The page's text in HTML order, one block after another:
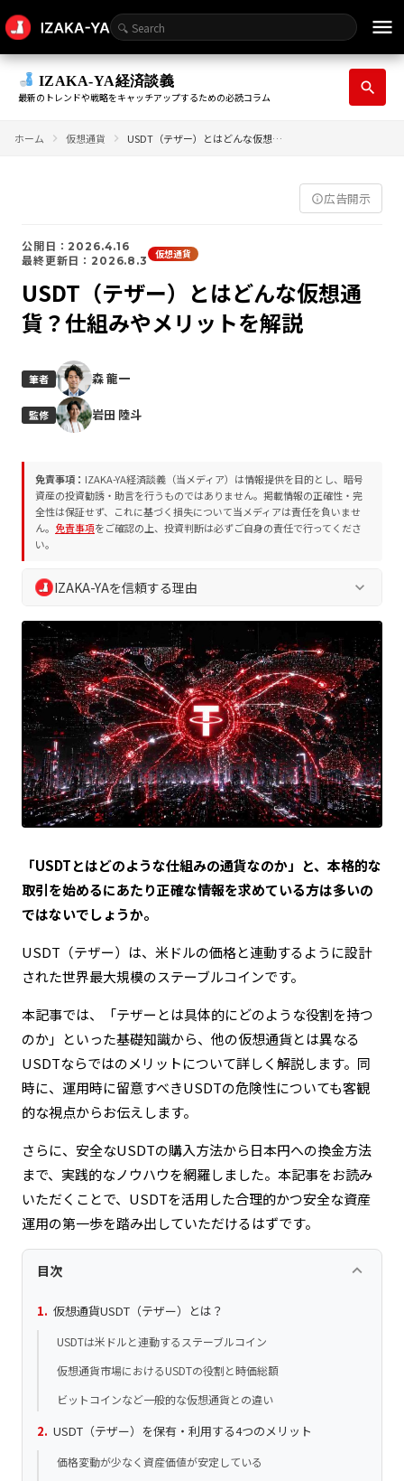
menu
IZAKA-YA経済談義
最新のトレンドや戦略をキャッチアップするための必読コラム
search
ホーム 仮想通貨 USDT（テザー）とはどんな仮想通貨？仕組みやメリットを解説
info_outline広告開示
公開日：2026.4.16
最終更新日：2026.8.3
仮想通貨
USDT（テザー）とはどんな仮想通
貨？仕組みやメリットを解説
筆者 森 龍一
監修 岩田 陸斗
免責事項： IZAKA-YA経済談義（当メディア）は情報提供を目的とし、暗号
資産の投資勧誘・助言を行うものではありません。掲載情報の正確性・完
全性は保証せず、これに基づく損失について当メディアは責任を負いませ
ん。 免責事項をご確認の上、投資判断は必ずご自身の責任で行ってくださ
い。
IZAKA-YAを信頼する理由 keyboard_arrow_down
め、独自の編集方針およびプロジェクト評価方法を遵守してい
ます。誇大表現や断定表現を排除し、常に中立的かつ客観的な
情報を提供します。
業界10年以上の専門チームによる執筆・監修
プロジェクト評価方法に基づく客観的な分析
編集方針に沿った透明性の高い情報発信
読者の資産保護を最優先とした徹底的なリスク喚起
定期的な情報更新による最新ファクトの維持
「USDTとはどのような仕組みの通貨なのか」と、本格的な
取引を始めるにあたり正確な情報を求めている方は多いの
ではないでしょうか。
USDT（テザー）は、米ドルの価格と連動するように設計
された世界最大規模のステーブルコインです。
本記事では、「テザーとは具体的にどのような役割を持つ
のか」といった基礎知識から、他の仮想通貨とは異なる
USDTならではのメリットについて詳しく解説します。同
時に、運用時に留意すべきUSDTの危険性についても客観
的な視点からお伝えします。
さらに、安全なUSDTの購入方法から日本円への換金方法
まで、実践的なノウハウを網羅しました。本記事をお読み
いただくことで、USDTを活用した合理的かつ安全な資産
運用の第一歩を踏み出していただけるはずです。
目次 keyboard_arrow_up
仮想通貨USDT（テザー）とは？
USDTは米ドルと連動するステーブルコイン
仮想通貨市場におけるUSDTの役割と時価総額
ビットコインなど一般的な仮想通貨との違い
USDT（テザー）を保有・利用する4つのメリット
価格変動が少なく資産価値が安定している